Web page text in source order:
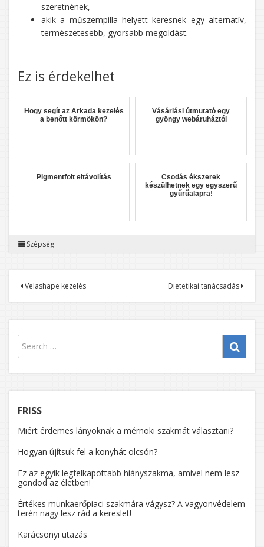
szeretnének,
akik a műszempilla helyett keresnek egy alternatív,
természetesebb, gyorsabb megoldást.
Ez is érdekelhet
Hogy segít az Arkada kezelés
a benőtt körmökön?
Vásárlási útmutató egy
gyöngy webáruháztól
Pigmentfolt eltávolítás
Csodás ékszerek
készülhetnek egy egyszerű
gyűrűalapra!
Szépség
Bejegyzés
navigáció
Velashape kezelés Dietetikai tanácsadás
FRISS
Miért érdemes lányoknak a mérnöki szakmát választani?
Hogyan újítsuk fel a konyhát olcsón?
Ez az egyik legfelkapottabb hiányszakma, amivel nem lesz
gondod az életben!
Értékes munkaerőpiaci szakmára vágysz? A vagyonvédelem
terén nagy lesz rád a kereslet!
Karácsonyi utazás